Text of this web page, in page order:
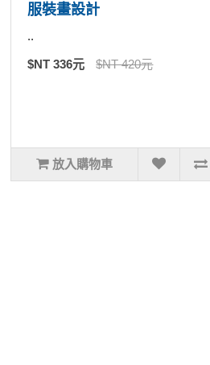
服裝畫設計
..
$NT 336元 $NT 420元
放入購物車